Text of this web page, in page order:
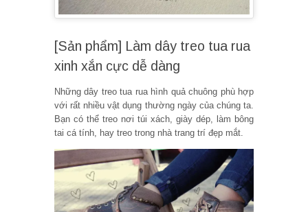
[Sản phẩm] Làm dây treo tua rua
xinh xắn cực dễ dàng
Những dây treo tua rua hình quả chuông phù hợp
với rất nhiều vật dụng thường ngày của chúng ta.
Bạn có thể treo nơi túi xách, giày dép, làm bông
tai cá tính, hay treo trong nhà trang trí đẹp mắt.